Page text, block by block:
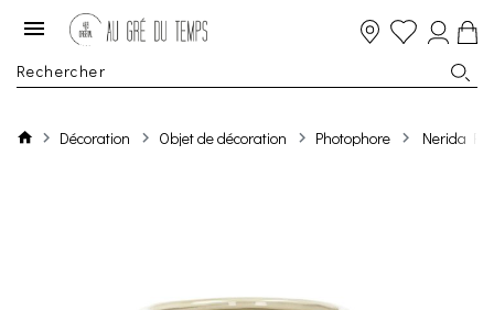
Décoration Objet de décoration Photophore Nerida